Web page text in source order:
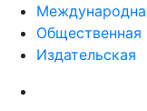
Общественная
Издательская